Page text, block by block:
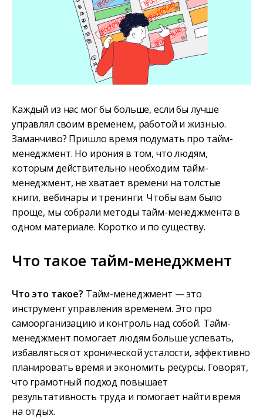
Каждый из нас мог бы больше, если бы лучше
управлял своим временем, работой и жизнью.
Заманчиво? Пришло время подумать про тайм-
менеджмент. Но ирония в том, что людям,
которым действительно необходим тайм-
менеджмент, не хватает времени на толстые
книги, вебинары и тренинги. Чтобы вам было
проще, мы собрали методы тайм-менеджмента в
одном материале. Коротко и по существу.
Что такое тайм-менеджмент
Что это такое? Тайм-менеджмент — это
инструмент управления временем. Это про
самоорганизацию и контроль над собой. Тайм-
менеджмент помогает людям больше успевать,
избавляться от хронической усталости, эффективно
планировать время и экономить ресурсы. Говорят,
что грамотный подход повышает
результативность труда и помогает найти время
на отдых.